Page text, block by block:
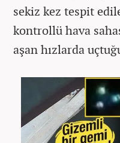
sekiz kez tespit
kontrollü hava
aşan hızlarda